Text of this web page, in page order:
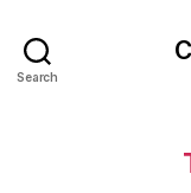
Search